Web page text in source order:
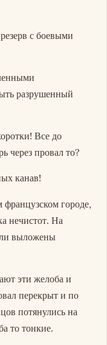
с боевыми
разрушенный
Все до
через провал то?
канав!
городе,
нечистот. На
выложены
эти желоба и
перекрыт и по
потянулись на
то тонкие.